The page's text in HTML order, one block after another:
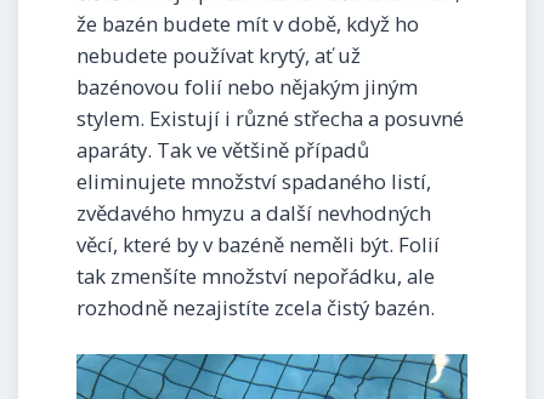
že bazén budete mít v době, když ho
nebudete používat krytý, ať už
bazénovou folií nebo nějakým jiným
stylem. Existují i různé střecha a posuvné
aparáty. Tak ve většině případů
eliminujete množství spadaného listí,
zvědavého hmyzu a další nevhodných
věcí, které by v bazéně neměli být. Folií
tak zmenšíte množství nepořádku, ale
rozhodně nezajistíte zcela čistý bazén.